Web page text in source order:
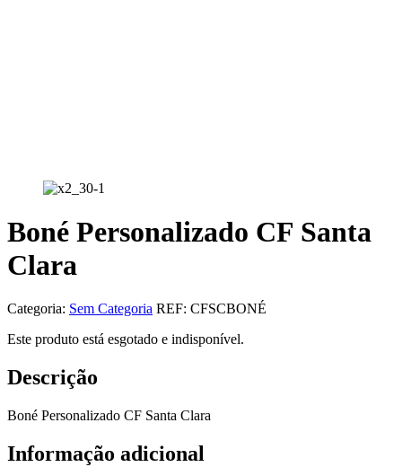
Boné Personalizado CF Santa
Clara
Categoria: Sem Categoria REF: CFSCBONÉ
Este produto está esgotado e indisponível.
Descrição
Boné Personalizado CF Santa Clara
Informação adicional